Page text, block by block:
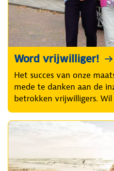
Word vrijwilliger!
Het succes van onze
mede te danken aan de
betrokken vrijwilligers.